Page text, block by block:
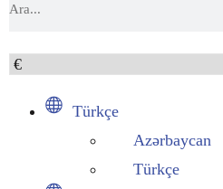
Türkçe
Azərbaycan
Türkçe